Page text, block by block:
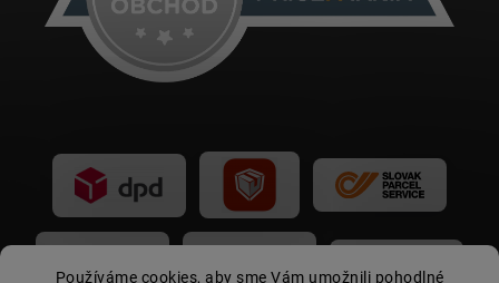
Používáme cookies, aby sme Vám umožnili pohodlné